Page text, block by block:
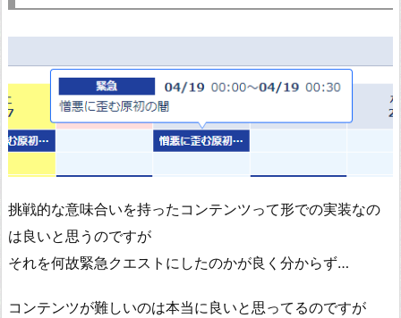
挑戦的な意味合いを持ったコンテンツって形での実装なの
は良いと思うのですが
それを何故緊急クエストにしたのかが良く分からず…
コンテンツが難しいのは本当に良いと思ってるのですが